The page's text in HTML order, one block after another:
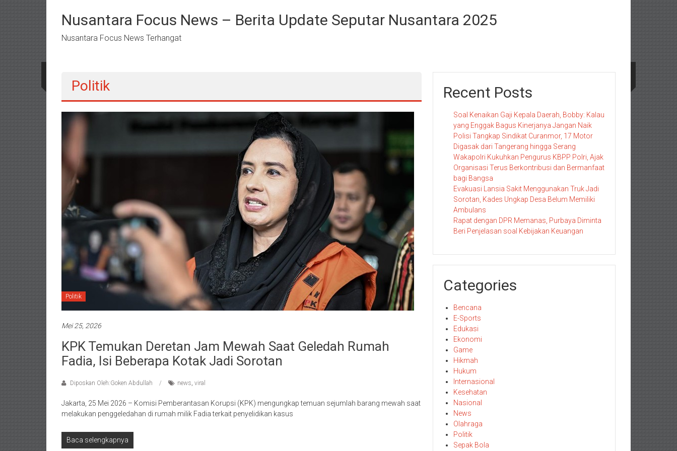
kontenNusantara Focus News – Berita Update Seputar Nusantara 2025
Nusantara Focus News Terhangat
Politik
Politik
Mei 25, 2026
KPK Temukan Deretan Jam Mewah Saat Geledah Rumah
Fadia, Isi Beberapa Kotak Jadi Sorotan
Diposkan Oleh:Goken Abdullah news, viral
Jakarta, 25 Mei 2026 – Komisi Pemberantasan Korupsi (KPK) mengungkap temuan sejumlah barang mewah saat
melakukan penggeledahan di rumah milik Fadia terkait penyelidikan kasus
Baca selengkapnya
Recent Posts
Soal Kenaikan Gaji Kepala Daerah, Bobby: Kalau
yang Enggak Bagus Kinerjanya Jangan Naik
Polisi Tangkap Sindikat Curanmor, 17 Motor
Digasak dari Tangerang hingga Serang
Wakapolri Kukuhkan Pengurus KBPP Polri, Ajak
Organisasi Terus Berkontribusi dan Bermanfaat
bagi Bangsa
Evakuasi Lansia Sakit Menggunakan Truk Jadi
Sorotan, Kades Ungkap Desa Belum Memiliki
Ambulans
Rapat dengan DPR Memanas, Purbaya Diminta
Beri Penjelasan soal Kebijakan Keuangan
Categories
Bencana
E-Sports
Edukasi
Ekonomi
Game
Hikmah
Hukum
Internasional
Kesehatan
Nasional
News
Olahraga
Politik
Sepak Bola